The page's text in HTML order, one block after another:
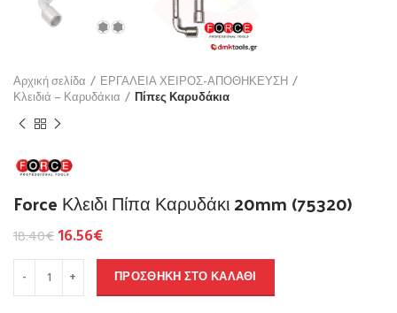
Αρχική σελίδα
ΕΡΓΑΛΕΙΑ ΧΕΙΡΟΣ-ΑΠΟΘΗΚΕΥΣΗ
Κλειδιά – Καρυδάκια
Πίπες Καρυδάκια
Force Κλειδι Πίπα Καρυδάκι 20mm (75320)
18.40€16.56€
ΠΡΟΣΘΉΚΗ ΣΤΟ ΚΑΛΆΘΙ